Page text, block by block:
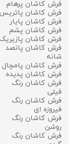
فرش کاشان پرهام
فرش کاشان پاتریس
فرش کاشان پایار
فرش کاشان پشم
فرش کاشان پازیریک
فرش کاشان پانصد
شانه
فرش کاشان پامچال
فرش کاشان پدیده
فرش کاشان رنگ
فیلی
فرش کاشان رنگ
فیروزه ای
فرش کاشان رنگ
روشن
فرش کاشان رنگ